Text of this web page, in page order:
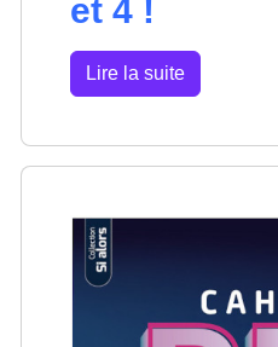
et 4 !
Lire la suite